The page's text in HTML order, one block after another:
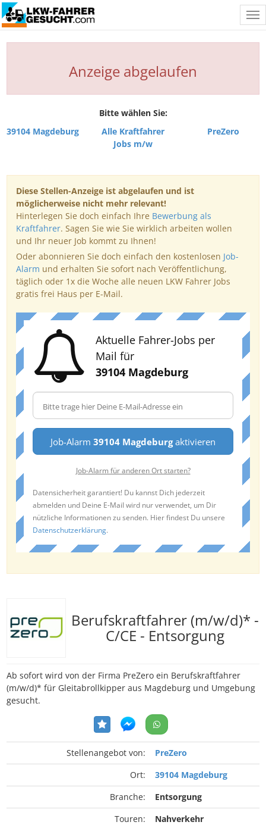
Anzeige abgelaufen
Bitte wählen Sie:
39104 Magdeburg
Alle Kraftfahrer
Jobs m/w
PreZero
Diese Stellen-Anzeige ist abgelaufen und ist
möglicherweise nicht mehr relevant!
Hinterlegen Sie doch einfach Ihre Bewerbung als
Kraftfahrer. Sagen Sie wie Sie wirklich arbeiten wollen
und Ihr neuer Job kommt zu Ihnen!
Oder abonnieren Sie doch einfach den kostenlosen Job-
Alarm und erhalten Sie sofort nach Veröffentlichung,
täglich oder 1x die Woche alle neuen LKW Fahrer Jobs
gratis frei Haus per E-Mail.
Aktuelle Fahrer-Jobs per
Mail für
39104 Magdeburg
Job-Alarm 39104 Magdeburgaktivieren
Job-Alarm für anderen Ort starten?
Datensicherheit garantiert! Du kannst Dich jederzeit
abmelden und Deine E-Mail wird nur verwendet, um Dir
nützliche Informationen zu senden. Hier findest Du unsere
Datenschutzerklärung.
Berufskraftfahrer (m/w/d)* -
C/CE - Entsorgung
Ab sofort wird von der Firma PreZero ein Berufskraftfahrer
(m/w/d)* für Gleitabrollkipper aus Magdeburg und Umgebung
gesucht.
Stellenangebot von:
PreZero
Ort:
39104 Magdeburg
Branche:
Entsorgung
Touren:
Nahverkehr